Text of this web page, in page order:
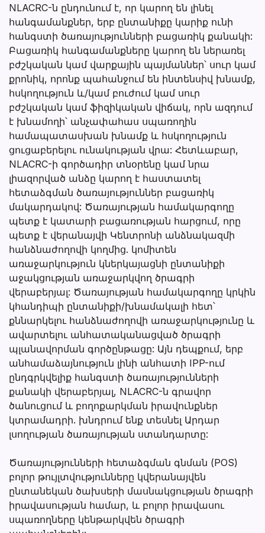
NLACRC-ն ընդունում է, որ կարող են լինել
հանգամանքներ, երբ ընտանիքը կարիք ունի
հանգստի ծառայությունների բացառիկ քանակի:
Բացառիկ հանգամանքները կարող են ներառել
բժշկական կամ վարքային պայմաններ՝ սուր կամ
քրոնիկ, որոնք պահանջում են ինտենսիվ խնամք,
հսկողություն և/կամ բուժում կամ սուր
բժշկական կամ ֆիզիկական վիճակ, որն ազդում
է խնամողի՝ անչափահաս սպառողին
համապատասխան խնամք և հսկողություն
ցուցաբերելու ունակության վրա: Հետևաբար,
NLACRC-ի գործադիր տնօրենը կամ նրա
լիազորված անձը կարող է հաստատել
հետաձգման ծառայություններ բացառիկ
մակարդակով: Ծառայության համակարգողը
պետք է կատարի բացառության հարցում, որը
պետք է վերանայվի Կենտրոնի անձնակազմի
հանձնաժողովի կողմից. կոմիտեն
առաջարկություն կներկայացնի ընտանիքի
աջակցության առաջարկվող ծրագրի
վերաբերյալ: Ծառայության համակարգողը կրկին
կհանդիպի ընտանիքի/խնամակալի հետ՝
քննարկելու հանձնաժողովի առաջարկությունը և
ավարտելու անհատականացված ծրագրի
պլանավորման գործընթացը: Այն դեպքում, երբ
անհամաձայնություն լինի անհատի IPP-ում
ընդգրկվելիք հանգստի ծառայությունների
քանակի վերաբերյալ, NLACRC-ն գրավոր
ծանուցում և բողոքարկման իրավունքներ
կտրամադրի. խնդրում ենք տեսնել Արդար
լսողության ծառայության ստանդարտը:
Ծառայությունների հետաձգման գնման (POS)
բոլոր թույլտվությունները կվերանայվեն
ընտանեկան ծախսերի մասնակցության ծրագրի
իրավասության համար, և բոլոր իրավասու
սպառողները կենթարկվեն ծրագրի